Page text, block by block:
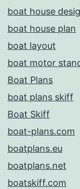
boat house
boat house plan
boat layout
boat motor
Boat Plans
boat plans skiff
Boat Skiff
boat-plans.com
boatplans.eu
boatplans.net
boatskiff.com